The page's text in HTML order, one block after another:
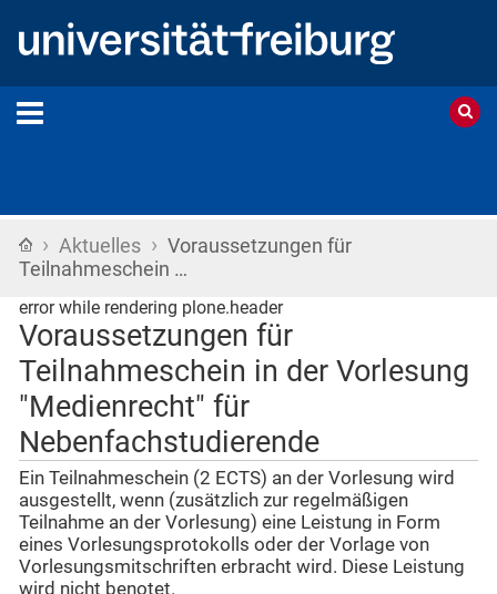
Startseite
› Aktuelles › Voraussetzungen für
Teilnahmeschein …
error while rendering plone.header
Voraussetzungen für
Teilnahmeschein in der Vorlesung
"Medienrecht" für
Nebenfachstudierende
Ein Teilnahmeschein (2 ECTS) an der Vorlesung wird
ausgestellt, wenn (zusätzlich zur regelmäßigen
Teilnahme an der Vorlesung) eine Leistung in Form
eines Vorlesungsprotokolls oder der Vorlage von
Vorlesungsmitschriften erbracht wird. Diese Leistung
wird nicht benotet.